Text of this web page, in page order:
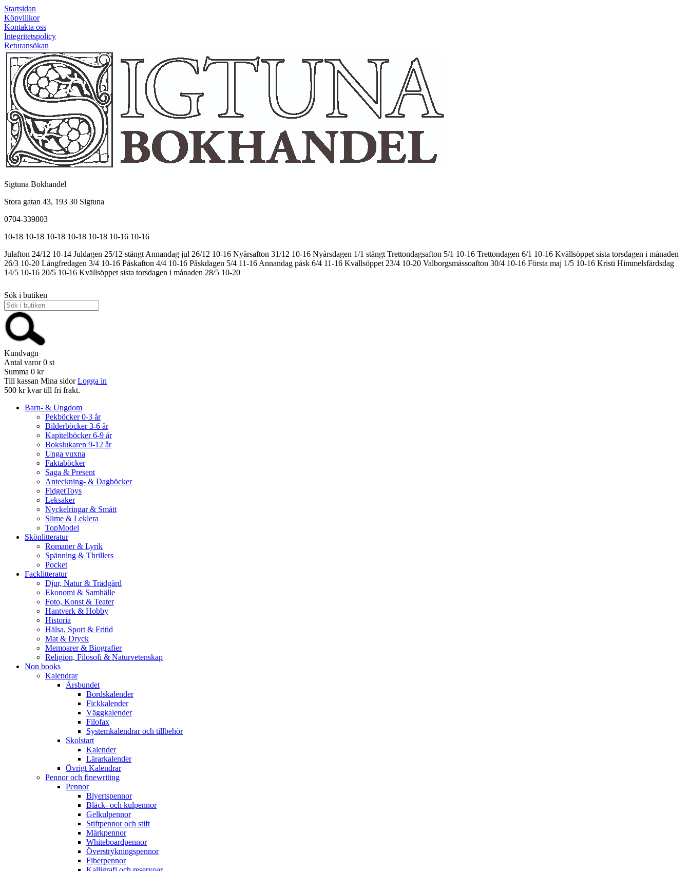
Startsidan
Köpvillkor
Kontakta oss
Integritetspolicy
Returansökan
Sigtuna Bokhandel
Stora gatan 43, 193 30 Sigtuna
0704-339803
10-18 10-18 10-18 10-18 10-18 10-16 10-16
Julafton 24/12 10-14 Juldagen 25/12 stängt Annandag jul 26/12 10-16 Nyårsafton 31/12 10-16 Nyårsdagen 1/1 stängt Trettondagsafton 5/1 10-16 Trettondagen 6/1 10-16 Kvällsöppet sista torsdagen i månaden
26/3 10-20 Långfredagen 3/4 10-16 Påskafton 4/4 10-16 Påskdagen 5/4 11-16 Annandag påsk 6/4 11-16 Kvällsöppet 23/4 10-20 Valborgsmässoafton 30/4 10-16 Första maj 1/5 10-16 Kristi Himmelsfärdsdag
14/5 10-16 20/5 10-16 Kvällsöppet sista torsdagen i månaden 28/5 10-20
Sök i butiken
Kundvagn
Antal varor 0 st
Summa 0 kr
Till kassan Mina sidor Logga in
500 kr kvar till fri frakt.
Barn- & Ungdom
Pekböcker 0-3 år
Bilderböcker 3-6 år
Kapitelböcker 6-9 år
Bokslukaren 9-12 år
Unga vuxna
Faktaböcker
Saga & Present
Anteckning- & Dagböcker
FidgetToys
Leksaker
Nyckelringar & Smått
Slime & Leklera
TopModel
Skönlitteratur
Romaner & Lyrik
Spänning & Thrillers
Pocket
Facklitteratur
Djur, Natur & Trädgård
Ekonomi & Samhälle
Foto, Konst & Teater
Hantverk & Hobby
Historia
Hälsa, Sport & Fritid
Mat & Dryck
Memoarer & Biografier
Religion, Filosofi & Naturvetenskap
Non books
Kalendrar
Årsbundet
Bordskalender
Fickkalender
Väggkalender
Filofax
Systemkalendrar och tillbehör
Skolstart
Kalender
Lärarkalender
Övrigt Kalendrar
Pennor och finewriting
Pennor
Blyertspennor
Bläck- och kulpennor
Gelkulpennor
Stiftpennor och stift
Märkpennor
Whiteboardpennor
Överstrykningspennor
Fiberpennor